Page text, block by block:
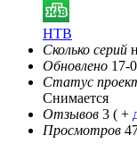
НТВ
Сколько серий
Обновлено 17-
Статус
Снимается
Отзывов 3 ( +
Просмотров